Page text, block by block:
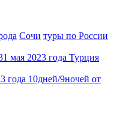
Сочи туры по России
мая 2023 года Турция
года 10дней/9ночей от